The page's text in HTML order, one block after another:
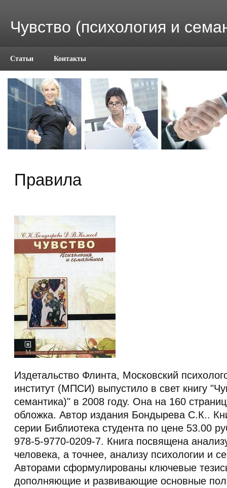
Чувство (психология и
Статьи Контакты
Правила
Издетальство Флинта, Московский
институт (МПСИ) выпустило в свет книгу
семантика)" в 2008 году. Она на 160
обложка. Автор издания Бондырева С.К..
серии Библиотека студента по цене 53.00
978-5-9770-0209-7. Книга посвящена
человека, а точнее, анализу психологии и
Авторами сформулированы ключевые
дополняющие и развивающие основные